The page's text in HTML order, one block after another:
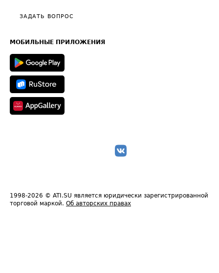
Общие положения
Полезное по перевозкам
Техническая информация
ЗАДАТЬ ВОПРОС
МОБИЛЬНЫЕ ПРИЛОЖЕНИЯ
1998-2026 © ATI.SU является юридически зарегистрированной
торговой маркой. Об авторских правах